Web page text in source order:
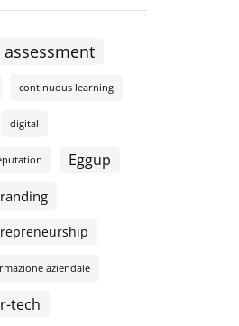
assessment
continuous learning
digital
Eggup
aziendale
tech